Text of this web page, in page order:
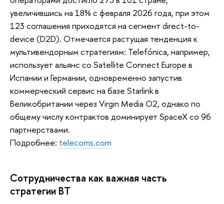
увеличившись на 18% с февраля 2026 года, при этом
123 соглашения приходятся на сегмент direct-to-
device (D2D). Отмечается растущая тенденция к
мультивендорным стратегиям: Telefónica, например,
использует альянс со Satellite Connect Europe в
Испании и Германии, одновременно запустив
коммерческий сервис на базе Starlink в
Великобритании через Virgin Media O2, однако по
общему числу контрактов доминирует SpaceX со 96
партнерствами.
Подробнее: telecoms.com
Сотрудничества как важная часть
стратегии BT